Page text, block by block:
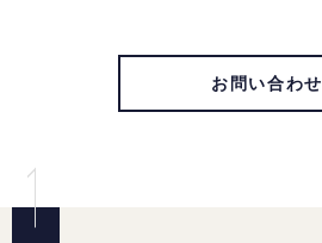
お問い合わせ